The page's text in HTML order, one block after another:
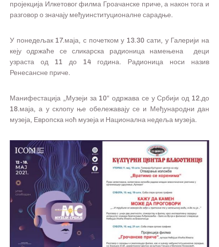
пројекција Илкетовог филма Гроачанске приче, а након тога и
разговор о значају међуинституционалне сарадње.
У понедељак 17.маја, с почетком у 13.30 сати, у Галерији на
кеју одржаће се сликарска радионица намењена деци
узраста од 11 до 14 година. Радионица носи назив
Ренесансне приче.
Манифестација „Музеји за 10“ одржава се у Србији од 12.до
18.маја, а у склопу ње обележавају се и Међународни дан
музеја, Европска ноћ музеја и Национална недеља музеја.